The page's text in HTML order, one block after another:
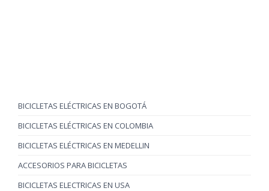
BICICLETAS ELÉCTRICAS EN BOGOTÁ
BICICLETAS ELÉCTRICAS EN COLOMBIA
BICICLETAS ELÉCTRICAS EN MEDELLIN
ACCESORIOS PARA BICICLETAS
BICICLETAS ELECTRICAS EN USA